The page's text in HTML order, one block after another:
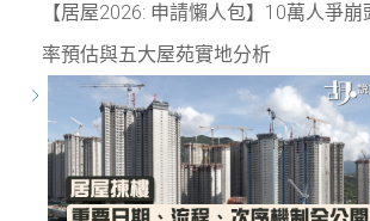
【居屋2026: 申請懶人包】10萬人爭
率預估與五大屋苑實地分析